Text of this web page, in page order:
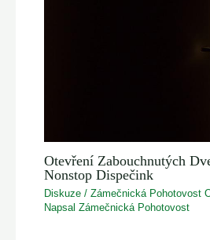
Otevření Zabouchnutých
Nonstop Dispečink
Diskuze /Zámečnická Pohotovost
NapsalZámečnická Pohotovost